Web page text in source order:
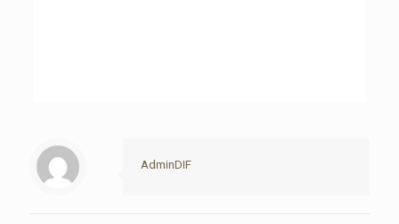
AdminDIF